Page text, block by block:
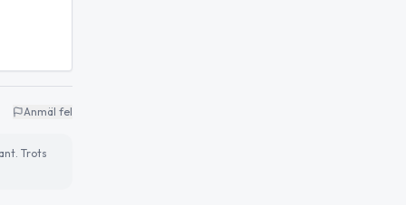
Anmäl fel
Trots